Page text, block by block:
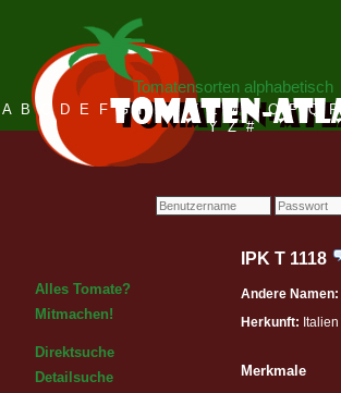
Tomatensorten alphabetisch
A B C D E F G H I J K L M N O P Q R
Y Z #
Alles Tomate?
Mitmachen!
Direktsuche
Detailsuche
IPK T 1118
Andere Namen:
Herkunft: Italien
Merkmale